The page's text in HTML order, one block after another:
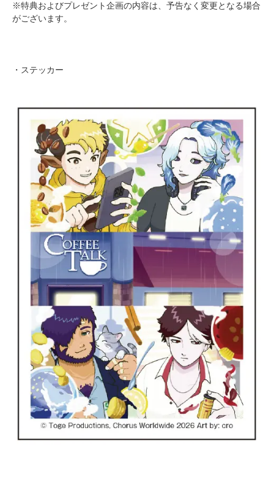
※特典およびプレゼント企画の内容は、予告なく変更となる場合
がございます。
・ステッカー